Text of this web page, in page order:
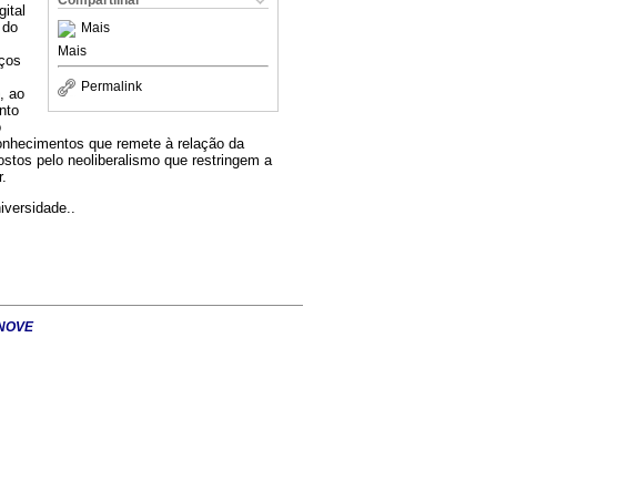
Mais
Mais
Permalink
ao
que remete à relação da
pelo neoliberalismo que restringem a